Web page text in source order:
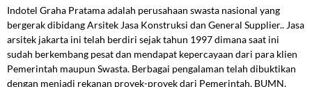
Indotel Graha Pratama adalah perusahaan swasta nasional yang
bergerak dibidang Arsitek Jasa Konstruksi dan General Supplier.. Jasa
arsitek jakarta ini telah berdiri sejak tahun 1997 dimana saat ini
sudah berkembang pesat dan mendapat kepercayaan dari para klien
Pemerintah maupun Swasta. Berbagai pengalaman telah dibuktikan
dengan menjadi rekanan proyek-proyek dari Pemerintah, BUMN,